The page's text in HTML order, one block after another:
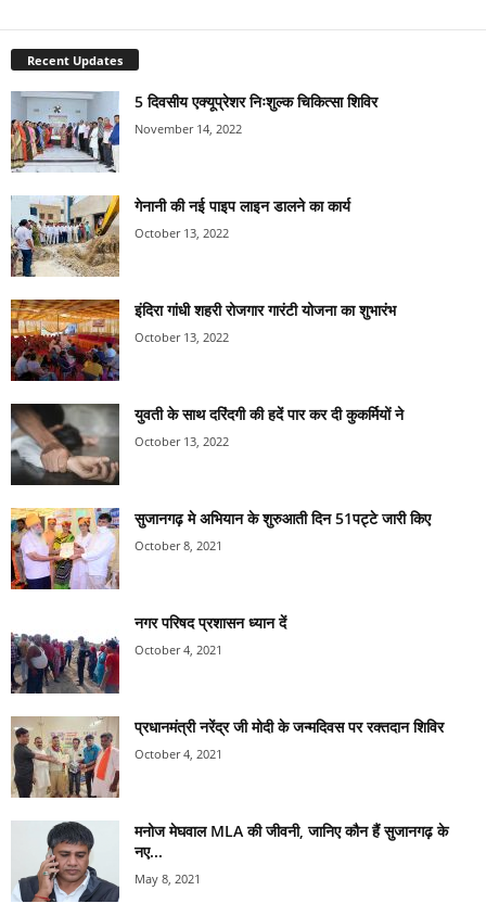
Recent Updates
5 दिवसीय एक्यूप्रेशर निःशुल्क चिकित्सा शिविर
November 14, 2022
गेनानी की नई पाइप लाइन डालने का कार्य
October 13, 2022
इंदिरा गांधी शहरी रोजगार गारंटी योजना का शुभारंभ
October 13, 2022
युवती के साथ दरिंदगी की हदें पार कर दी कुकर्मियों ने
October 13, 2022
सुजानगढ़ मे अभियान के शुरुआती दिन 51पट्टे जारी किए
October 8, 2021
नगर परिषद प्रशासन ध्यान दें
October 4, 2021
प्रधानमंत्री नरेंद्र जी मोदी के जन्मदिवस पर रक्तदान शिविर
October 4, 2021
मनोज मेघवाल MLA की जीवनी, जानिए कौन हैं सुजानगढ़ के
नए...
May 8, 2021